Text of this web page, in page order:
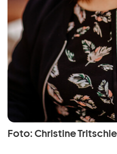
Foto: Christine